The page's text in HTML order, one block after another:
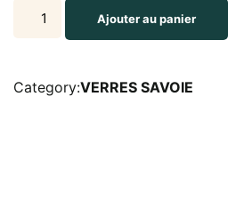
demi
Ajouter au panier
Category:VERRES SAVOIE